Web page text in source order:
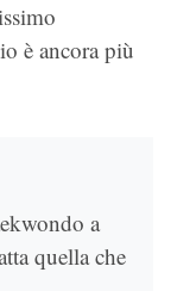
è ancora più
a
quella che